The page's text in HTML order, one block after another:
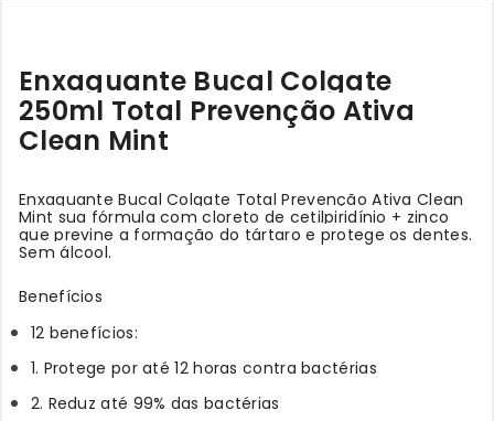
Enxaguante Bucal Colgate
250ml Total Prevenção Ativa
Clean Mint
Enxaguante Bucal Colgate Total Prevenção Ativa Clean
Mint sua fórmula com cloreto de cetilpiridínio + zinco
que previne a formação do tártaro e protege os dentes.
Sem álcool.
Benefícios
12 benefícios:
1. Protege por até 12 horas contra bactérias
2. Reduz até 99% das bactérias